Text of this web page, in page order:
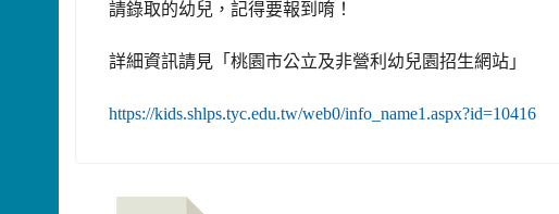
請錄取的幼兒，記得要報到唷！
詳細資訊請見「桃園市公立及非營利幼兒園招生網站」
https://kids.shlps.tyc.edu.tw/web0/info_name1.aspx?id=10416